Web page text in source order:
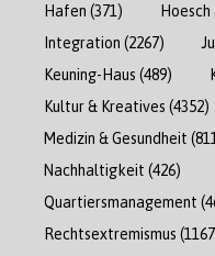
Hafen (371)
Integration (2267)
Keuning-Haus (489)
Kultur & Kreatives (4352)
Medizin & Gesundheit
Nachhaltigkeit (426)
Quartiersmanagement
Rechtsextremismus